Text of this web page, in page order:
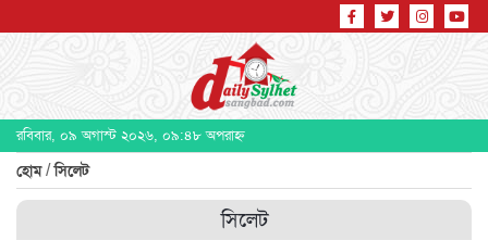
রবিবার, ০৯ অগাস্ট ২০২৬, ০৯:৪৮ অপরাহ্ন
হোম/সিলেট
সিলেট